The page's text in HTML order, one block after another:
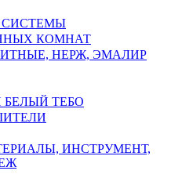
СИСТЕМЫ
КОМНАТ
НЕРЖ, ЭМАЛИР
ТЕБО
ИНСТРУМЕНТ,